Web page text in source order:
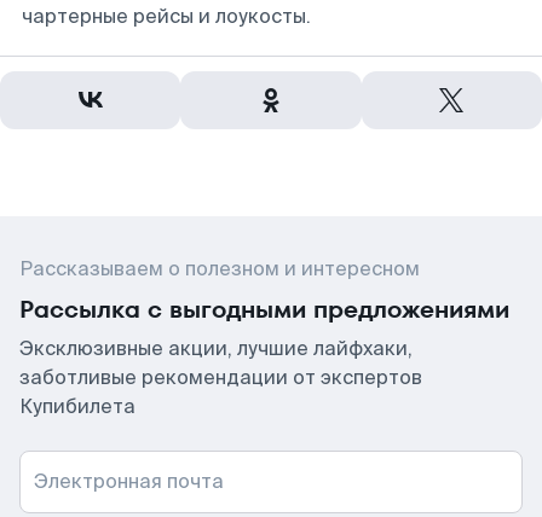
чартерные рейсы и лоукосты.
Рассказываем о полезном и интересном
Рассылка с выгодными предложениями
Эксклюзивные акции, лучшие лайфхаки,
заботливые рекомендации от экспертов
Купибилета
Электронная почта